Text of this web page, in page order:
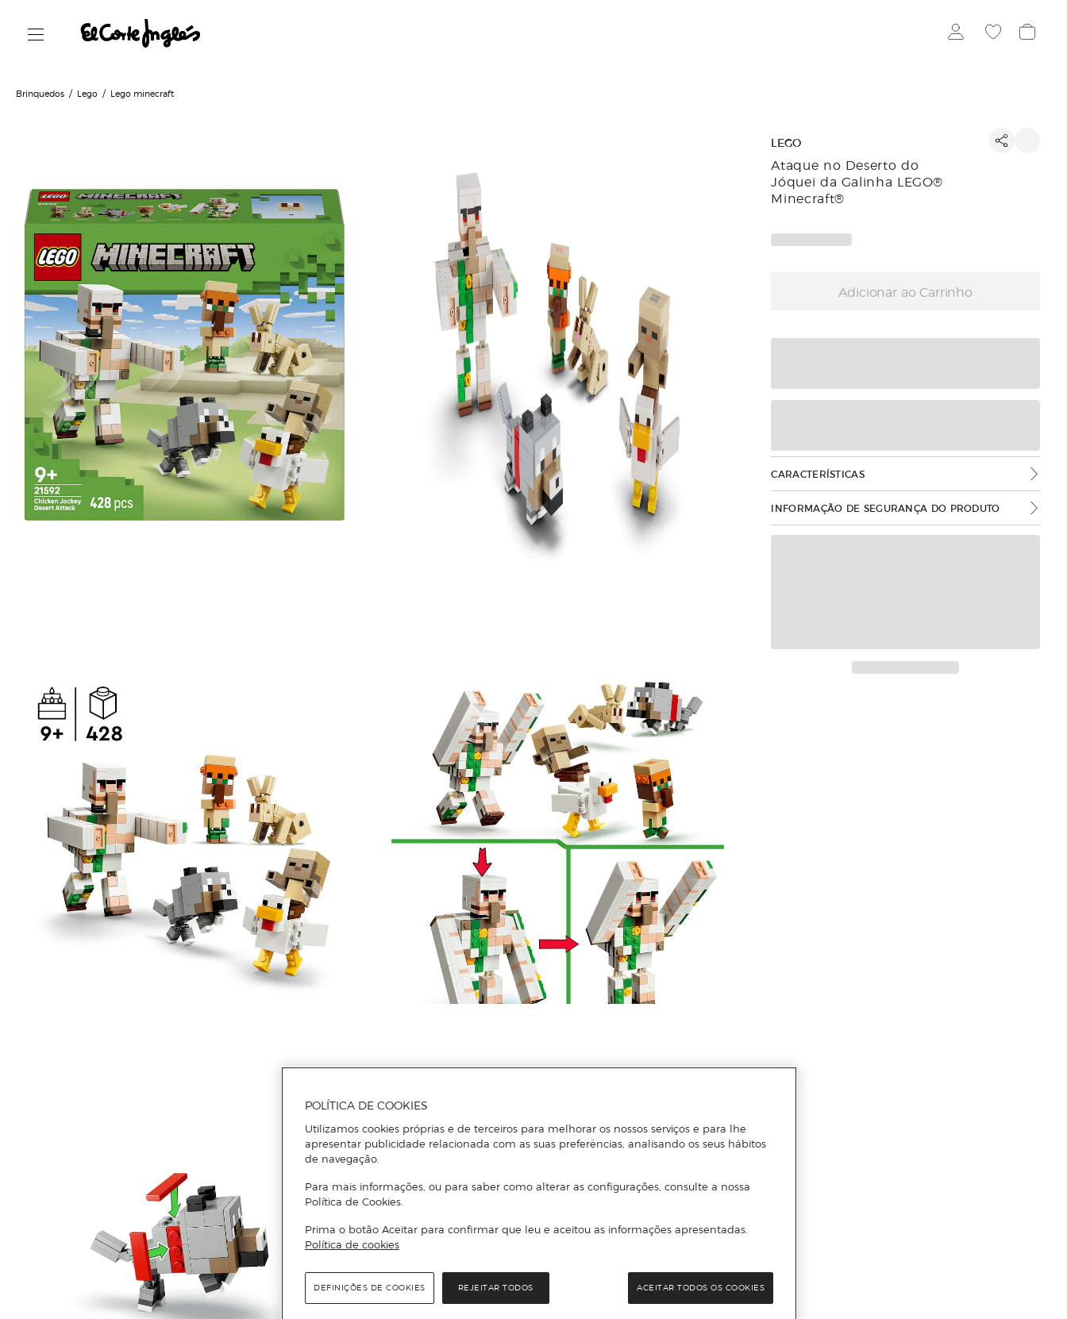
Brinquedos Lego Lego minecraft
LEGO
Ataque no Deserto do
Jóquei da Galinha LEGO®
Minecraft®
Adicionar ao Carrinho
CARACTERÍSTICAS
INFORMAÇÃO DE SEGURANÇA DO PRODUTO
POLÍTICA DE COOKIES
Utilizamos cookies próprias e de terceiros para melhorar os nossos serviços e para lhe
apresentar publicidade relacionada com as suas preferências, analisando os seus hábitos
de navegação.
Para mais informações, ou para saber como alterar as configurações, consulte a nossa
Política de Cookies.
Prima o botão Aceitar para confirmar que leu e aceitou as informações apresentadas.
Política de cookies
REJEITAR TODOS ACEITAR TODOS OS COOKIES
DEFINIÇÕES DE COOKIES